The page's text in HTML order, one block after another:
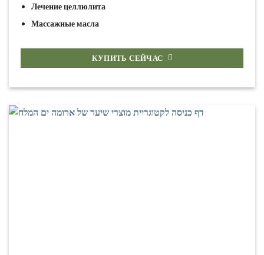
Лечение целлюлита
Массажные масла
КУПИТЬ СЕЙЧАС